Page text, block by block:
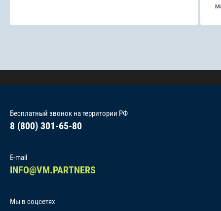
Бесплатный звонок на территории РФ
8 (800) 301-65-80
E-mail
INFO@VM.PARTNERS
Мы в соцсетях